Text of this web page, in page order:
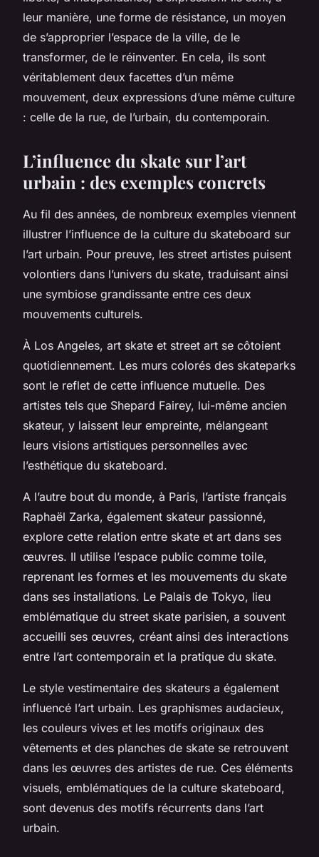
leur manière, une forme de résistance, un moyen
de s’approprier l’espace de la ville, de le
transformer, de le réinventer. En cela, ils sont
véritablement deux facettes d’un même
mouvement, deux expressions d’une même culture
: celle de la rue, de l’urbain, du contemporain.
L’influence du skate sur l’art
urbain : des exemples concrets
Au fil des années, de nombreux exemples viennent
illustrer l’influence de la culture du skateboard sur
l’art urbain. Pour preuve, les street artistes puisent
volontiers dans l’univers du skate, traduisant ainsi
une symbiose grandissante entre ces deux
mouvements culturels.
À Los Angeles, art skate et street art se côtoient
quotidiennement. Les murs colorés des skateparks
sont le reflet de cette influence mutuelle. Des
artistes tels que Shepard Fairey, lui-même ancien
skateur, y laissent leur empreinte, mélangeant
leurs visions artistiques personnelles avec
l’esthétique du skateboard.
A l’autre bout du monde, à Paris, l’artiste français
Raphaël Zarka, également skateur passionné,
explore cette relation entre skate et art dans ses
œuvres. Il utilise l’espace public comme toile,
reprenant les formes et les mouvements du skate
dans ses installations. Le Palais de Tokyo, lieu
emblématique du street skate parisien, a souvent
accueilli ses œuvres, créant ainsi des interactions
entre l’art contemporain et la pratique du skate.
Le style vestimentaire des skateurs a également
influencé l’art urbain. Les graphismes audacieux,
les couleurs vives et les motifs originaux des
vêtements et des planches de skate se retrouvent
dans les œuvres des artistes de rue. Ces éléments
visuels, emblématiques de la culture skateboard,
sont devenus des motifs récurrents dans l’art
urbain.